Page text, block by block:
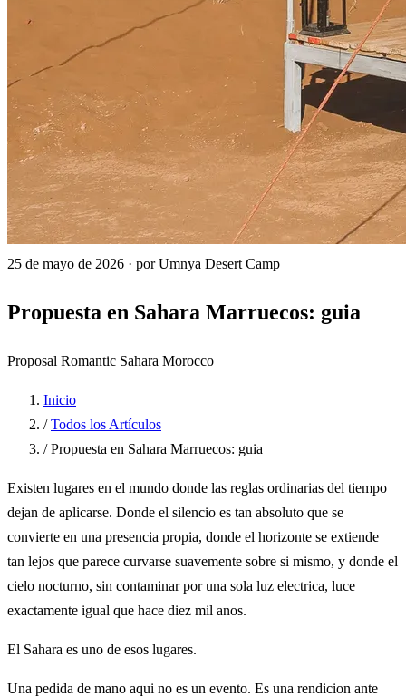
25 de mayo de 2026 · por Umnya Desert Camp
Propuesta en Sahara Marruecos: guia
Proposal Romantic Sahara Morocco
Inicio
/ Todos los Artículos
/ Propuesta en Sahara Marruecos: guia
Existen lugares en el mundo donde las reglas ordinarias del tiempo
dejan de aplicarse. Donde el silencio es tan absoluto que se
convierte en una presencia propia, donde el horizonte se extiende
tan lejos que parece curvarse suavemente sobre si mismo, y donde el
cielo nocturno, sin contaminar por una sola luz electrica, luce
exactamente igual que hace diez mil anos.
El Sahara es uno de esos lugares.
Una pedida de mano aqui no es un evento. Es una rendicion ante